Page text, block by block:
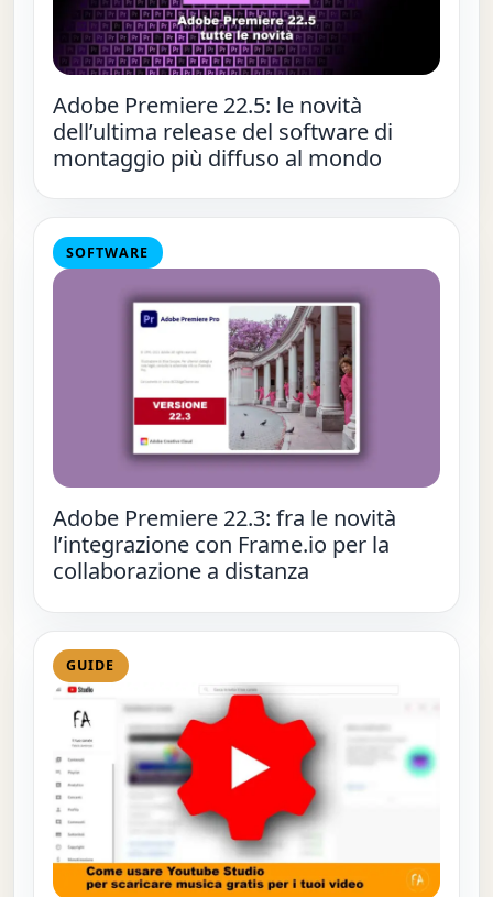
Adobe Premiere 22.5: le novità
dell’ultima release del software di
montaggio più diffuso al mondo
SOFTWARE
Adobe Premiere 22.3: fra le novità
l’integrazione con Frame.io per la
collaborazione a distanza
GUIDE